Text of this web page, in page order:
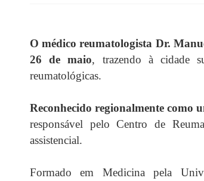
O médico reumatologista Dr.
26 de maio, trazendo à cidade
reumatológicas.
Reconhecido regionalmente como
responsável pelo Centro de
assistencial.
Formado em Medicina pela